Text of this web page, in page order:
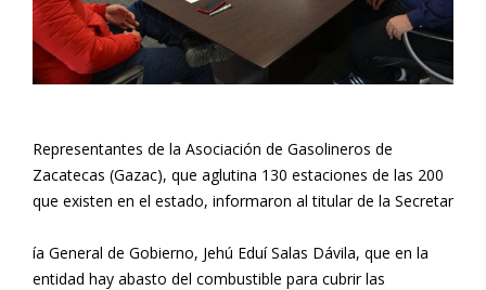
Representantes de la Asociación de Gasolineros de
Zacatecas (Gazac), que aglutina 130 estaciones de las 200
que existen en el estado, informaron al titular de la Secretar
ía General de Gobierno, Jehú Eduí Salas Dávila, que en la
entidad hay abasto del combustible para cubrir las